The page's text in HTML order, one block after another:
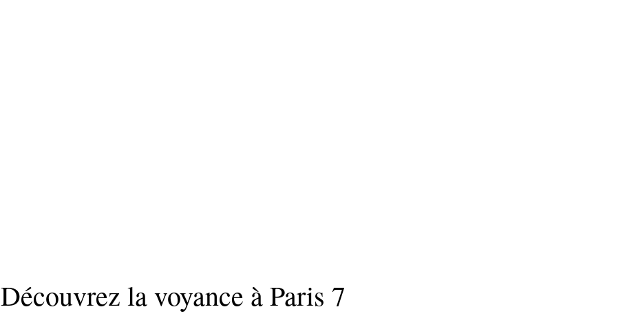
Découvrez la voyance à Paris 7